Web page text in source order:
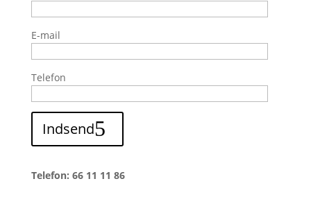
E-mail
Telefon
Indsend
Telefon: 66 11 11 86